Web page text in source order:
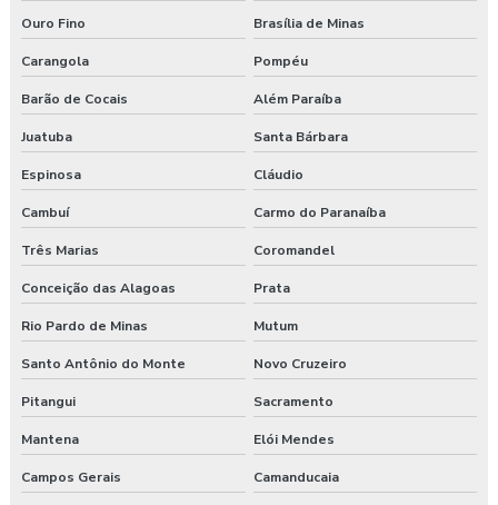
Programa de gerenciamento de riscos ambientais
Programa de gerenciamento de riscos no trabalho rural
Programa de gerenciamento de riscos no trabalho rural pgr
Programa de gerenciamento de riscos nr
Programa de gerenciamento de riscos nr 1
Programa de gerenciamento de riscos ocupacionais
Programa de gerenciamento de riscos segurança do trabalho
Programa de prevenção de riscos ergonômicos
Programas de segurança do trabalho na construção civil
Proposta de consultoria segurança do trabalho
Ouro Fino Brasília de Minas
Carangola Pompéu
Barão de Cocais Além Paraíba
Juatuba Santa Bárbara
Espinosa Cláudio
Cambuí Carmo do Paranaíba
Três Marias Coromandel
Conceição das Alagoas Prata
Rio Pardo de Minas Mutum
Santo Antônio do Monte Novo Cruzeiro
Pitangui Sacramento
Mantena Elói Mendes
Campos Gerais Camanducaia